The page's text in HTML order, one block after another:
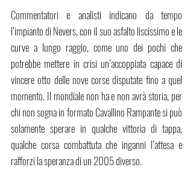
Commentatori e analisti indicano da tempo
l’impianto di Nevers, con il suo asfalto liscissimo e le
curve a lungo raggio, come uno dei pochi che
potrebbe mettere in crisi un’accoppiata capace di
vincere otto delle nove corse disputate fino a quel
momento. Il mondiale non ha e non avrà storia, per
chi non sogna in formato Cavallino Rampante si può
solamente sperare in qualche vittoria di tappa,
qualche corsa combattuta che inganni l’attesa e
rafforzi la speranza di un 2005 diverso.